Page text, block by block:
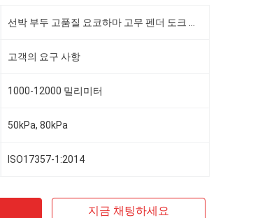
고객의 요구 사항
1000-12000 밀리미터
50kPa, 80kPa
ISO17357-1:2014
지금 채팅하세요